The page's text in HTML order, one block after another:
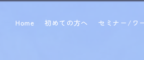
Home 初めての方へ セミナー/ワ